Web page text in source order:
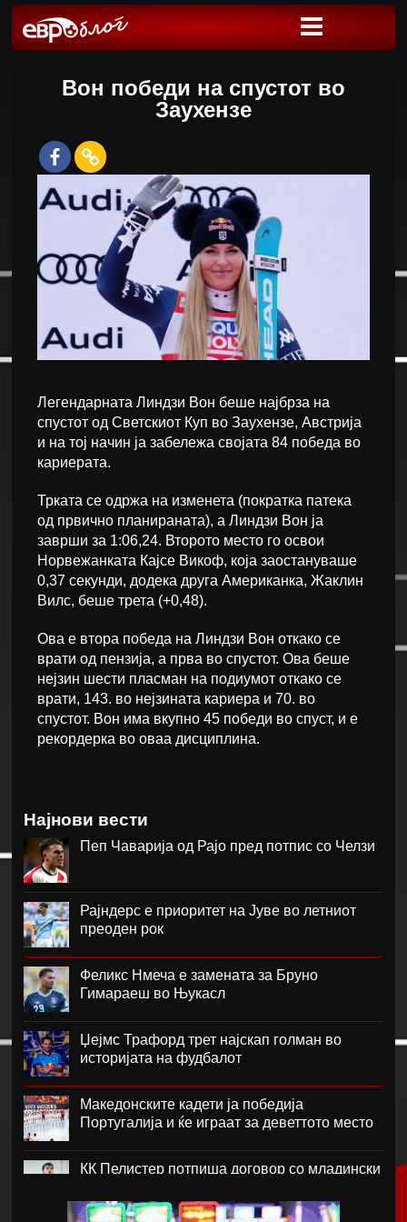
Вон победи на спустот во
Заухензе
Легендарната Линдзи Вон беше најбрза на
спустот од Светскиот Куп во Заухензе, Австрија
и на тој начин ја забележа својата 84 победа во
кариерата.
Трката се одржа на изменета (пократка патека
од првично планираната), а Линдзи Вон ја
заврши за 1:06,24. Второто место го освои
Норвежанката Кајсе Викоф, која заостануваше
0,37 секунди, додека друга Американка, Жаклин
Вилс, беше трета (+0,48).
Ова е втора победа на Линдзи Вон откако се
врати од пензија, а прва во спустот. Ова беше
нејзин шести пласман на подиумот откако се
врати, 143. во нејзината кариера и 70. во
спустот. Вон има вкупно 45 победи во спуст, и е
рекордерка во оваа дисциплина.
Најнови вести
Пеп Чаварија од Рајо пред потпис со Челзи
Рајндерс е приоритет на Јуве во летниот
преоден рок
Феликс Нмеча е замената за Бруно
Гимараеш во Њукасл
Џејмс Трафорд трет најскап голман во
историјата на фудбалот
Македонските кадети ја победија
Португалија и ќе играат за деветтото место
КК Пелистер потпиша договор со младински